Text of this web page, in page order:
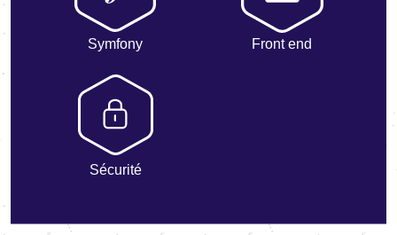
Symfony Front end
Sécurité